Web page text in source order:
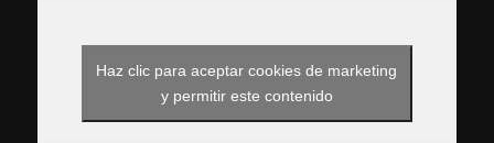
Haz clic para aceptar cookies de marketing
y permitir este contenido